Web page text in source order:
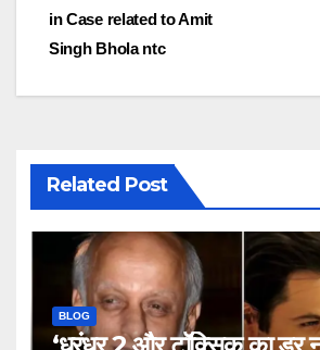
in Case related to Amit
Singh Bhola ntc
Related Post
BLOG